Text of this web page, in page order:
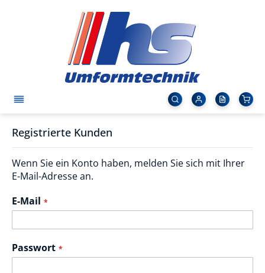
Registrierte Kunden
Wenn Sie ein Konto haben, melden Sie sich mit Ihrer
E-Mail-Adresse an.
E-Mail
Passwort